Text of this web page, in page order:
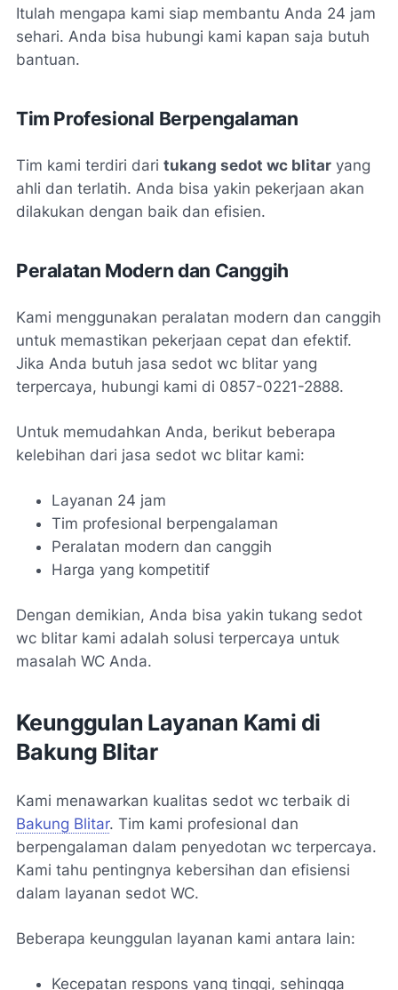
Itulah mengapa kami siap membantu Anda 24 jam
sehari. Anda bisa hubungi kami kapan saja butuh
bantuan.
Tim Profesional Berpengalaman
Tim kami terdiri dari tukang sedot wc blitar yang
ahli dan terlatih. Anda bisa yakin pekerjaan akan
dilakukan dengan baik dan efisien.
Peralatan Modern dan Canggih
Kami menggunakan peralatan modern dan canggih
untuk memastikan pekerjaan cepat dan efektif.
Jika Anda butuh jasa sedot wc blitar yang
terpercaya, hubungi kami di 0857-0221-2888.
Untuk memudahkan Anda, berikut beberapa
kelebihan dari jasa sedot wc blitar kami:
Layanan 24 jam
Tim profesional berpengalaman
Peralatan modern dan canggih
Harga yang kompetitif
Dengan demikian, Anda bisa yakin tukang sedot
wc blitar kami adalah solusi terpercaya untuk
masalah WC Anda.
Keunggulan Layanan Kami di
Bakung Blitar
Kami menawarkan kualitas sedot wc terbaik di
Bakung Blitar. Tim kami profesional dan
berpengalaman dalam penyedotan wc terpercaya.
Kami tahu pentingnya kebersihan dan efisiensi
dalam layanan sedot WC.
Beberapa keunggulan layanan kami antara lain:
Kecepatan respons yang tinggi, sehingga